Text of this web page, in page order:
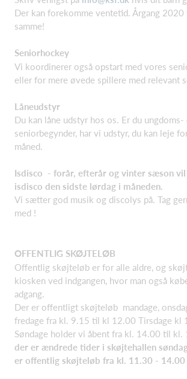
Der kan forekomme ventetid. Årgang 2020
samme!
Seniorhockey
Vi koordinerer også opstart med vores
eller for mere øvede spillere med relevant
Låneudstyr
Du kan låne udstyr hos os. Er du ungdoms-
seniorbegynder, har vi udstyr, du kan leje
måned.
Isdisco - forår, efterår og vinter sæson
isdisco den sidste lørdag i måneden.
Vi sætter god musik og discolys på. Tag
med !
OFFENTLIG SKØJTELØB
Offentlig skøjteløb er for alle aldre, og
kiosken ved indgangen, hvor man også
adgang.
Der er offentligt skøjteløb mandage,
fredage fra kl. 9.15 til kl 12.00 Tirsdage kl
Søndage holder vi åbent fra kl. 14.00 til kl.
der er ændrede tider i skøjtehallen
er offentlig skøjteløb fra kl. 11.30 - 14.00